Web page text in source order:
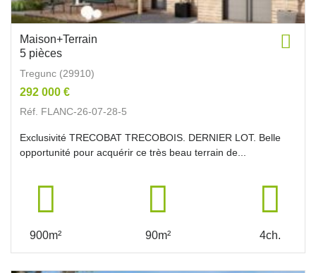
Maison+Terrain
5 pièces
Tregunc (29910)
292 000 €
Réf. FLANC-26-07-28-5
Exclusivité TRECOBAT TRECOBOIS. DERNIER LOT. Belle
opportunité pour acquérir ce très beau terrain de...
900m² 90m² 4ch.